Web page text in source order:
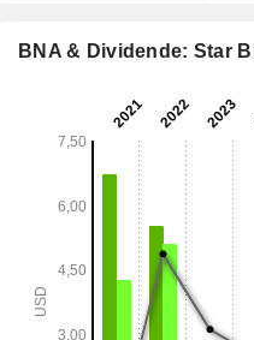
BNA & Dividende: Star